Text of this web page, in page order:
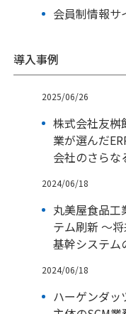
会員制情報サ
導入事例
2025/06/26
株式会社友桝
業が選んだ
会社のさらな
2024/06/18
丸美屋食品工
テム刷新 ～
基幹システム
2024/06/18
ハーゲンダッ